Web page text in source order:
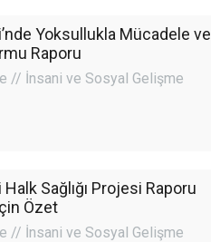
Yoksullukla Mücadele ve
Raporu
// İnsani ve Sosyal Gelişme
Sağlığı Projesi Raporu
Özet
// İnsani ve Sosyal Gelişme